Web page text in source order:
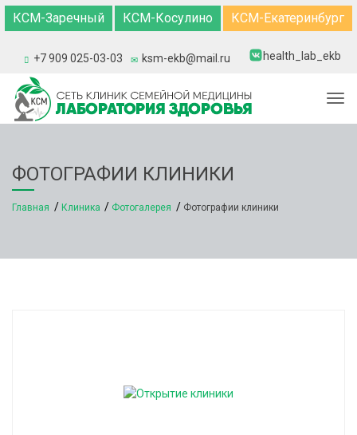
КСМ-Заречный КСМ-Косулино КСМ-Екатеринбург
+7 909 025-03-03 ksm-ekb@mail.ru health_lab_ekb
ФОТОГРАФИИ КЛИНИКИ
Главная Клиника Фотогалерея Фотографии клиники